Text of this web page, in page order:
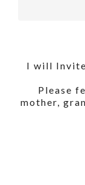
I will
Please
mother,